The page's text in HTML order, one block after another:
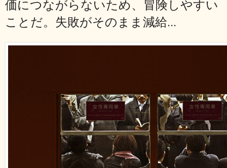
価につながらないため、冒険しやすい
ことだ。失敗がそのまま減給...